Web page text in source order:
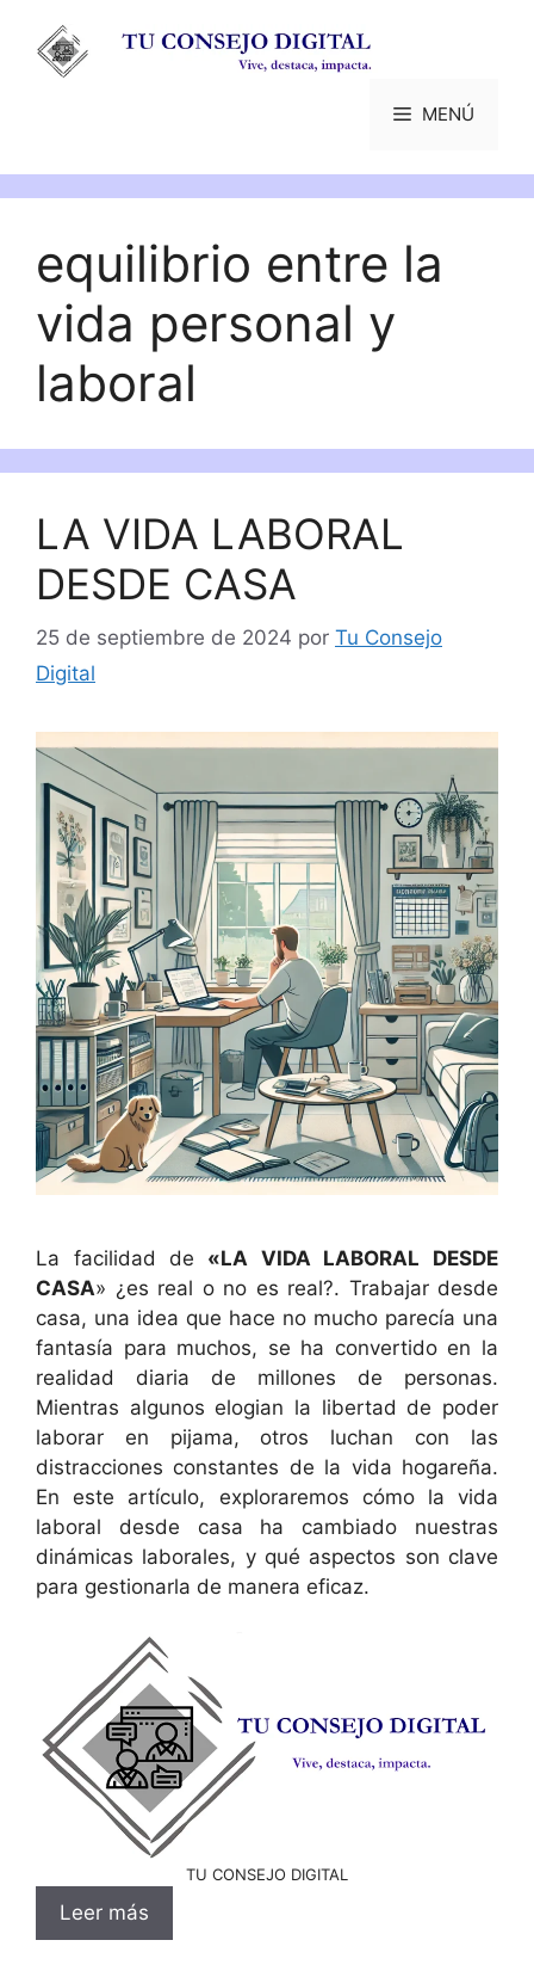
contenido
MENÚ
equilibrio entre la
vida personal y
laboral
LA VIDA LABORAL
DESDE CASA
25 de septiembre de 2024 por Tu Consejo
Digital
La facilidad de «LA VIDA LABORAL DESDE
CASA» ¿es real o no es real?. Trabajar desde
casa, una idea que hace no mucho parecía una
fantasía para muchos, se ha convertido en la
realidad diaria de millones de personas.
Mientras algunos elogian la libertad de poder
laborar en pijama, otros luchan con las
distracciones constantes de la vida hogareña.
En este artículo, exploraremos cómo la vida
laboral desde casa ha cambiado nuestras
dinámicas laborales, y qué aspectos son clave
para gestionarla de manera eficaz.
TU CONSEJO DIGITAL
Leer más